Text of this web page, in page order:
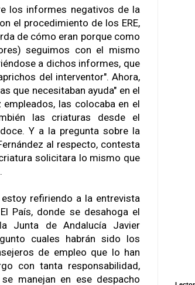
los informes negativos de la
el procedimiento de los ERE,
de cómo eran porque como
seguimos con el mismo
a dichos informes, que
del interventor". Ahora,
que necesitaban ayuda" en el
las colocaba en el
las criaturas desde el
Y a la pregunta sobre la
al respecto, contesta
solicitara lo mismo que
refiriendo a la entrevista
País, donde se desahoga el
Junta de Andalucía Javier
cuales habrán sido los
de empleo que lo han
con tanta responsabilidad,
manejan en ese despacho